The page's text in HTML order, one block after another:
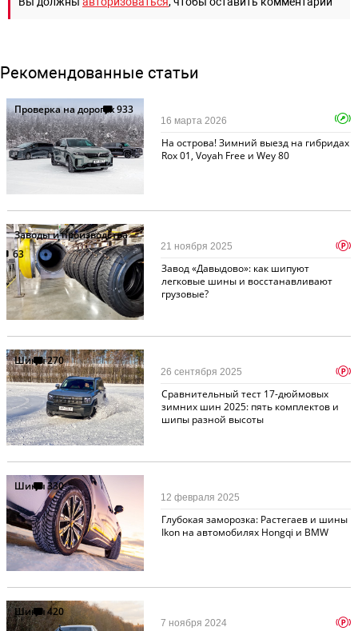
Рекомендованные статьи
Проверка на дорогах933
На острова! Зимний выезд на гибридах
Rox 01, Voyah Free и Wey 80
16 марта 2026
Заводы и производства
63
Завод «Давыдово»: как шипуют
легковые шины и восстанавливают
грузовые?
21 ноября 2025 p
Шины270
Сравнительный тест 17-дюймовых
зимних шин 2025: пять комплектов и
шипы разной высоты
26 сентября 2025 p
Шины330
Глубокая заморозка: Растегаев и шины
Ikon на автомобилях Hongqi и BMW
12 февраля 2025
Шины420
7 ноября 2024 p